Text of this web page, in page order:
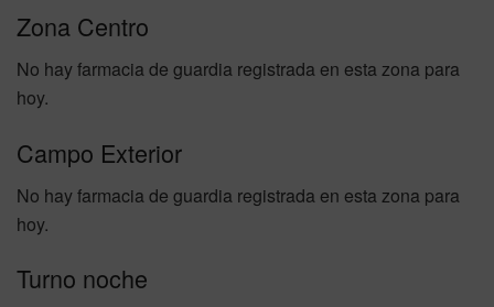
Zona Centro
No hay farmacia de guardia registrada en esta zona para
hoy.
Campo Exterior
No hay farmacia de guardia registrada en esta zona para
hoy.
Turno noche